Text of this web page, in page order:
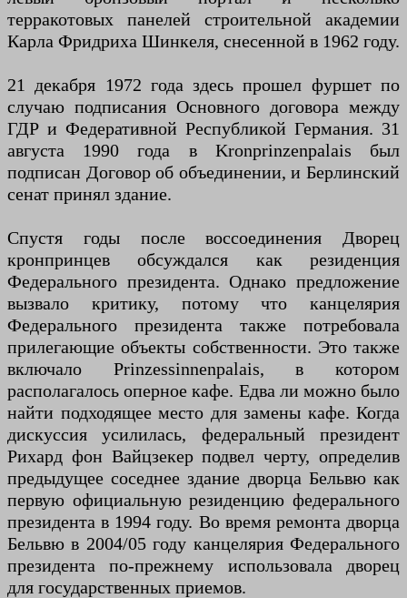
терракотовых панелей строительной академии
Карла Фридриха Шинкеля, снесенной в 1962 году.
21 декабря 1972 года здесь прошел фуршет по
случаю подписания Основного договора между
ГДР и Федеративной Республикой Германия. 31
августа 1990 года в Kronprinzenpalais был
подписан Договор об объединении, и Берлинский
сенат принял здание.
Спустя годы после воссоединения Дворец
кронпринцев обсуждался как резиденция
Федерального президента. Однако предложение
вызвало критику, потому что канцелярия
Федерального президента также потребовала
прилегающие объекты собственности. Это также
включало Prinzessinnenpalais, в котором
располагалось оперное кафе. Едва ли можно было
найти подходящее место для замены кафе. Когда
дискуссия усилилась, федеральный президент
Рихард фон Вайцзекер подвел черту, определив
предыдущее соседнее здание дворца Бельвю как
первую официальную резиденцию федерального
президента в 1994 году. Во время ремонта дворца
Бельвю в 2004/05 году канцелярия Федерального
президента по-прежнему использовала дворец
для государственных приемов.